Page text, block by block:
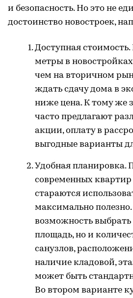
и безопасность. Но это не
достоинство новостроек,
Доступная
метры в новостройках
чем на вторичном
ждать сдачу дома в
ниже цена. К тому же
часто предлагают
акции, оплату в
выгодные варианты
Удобная планировка.
современных
стараются
максимально полезно.
возможность
площадь, но и
санузлов,
наличие кладовой,
может быть
Во втором варианте